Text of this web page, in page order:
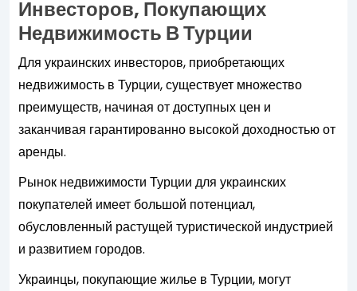
Инвесторов, Покупающих
Недвижимость В Турции
Для украинских инвесторов, приобретающих
недвижимость в Турции, существует множество
преимуществ, начиная от доступных цен и
заканчивая гарантированно высокой доходностью от
аренды.
Рынок недвижимости Турции для украинских
покупателей имеет большой потенциал,
обусловленный растущей туристической индустрией
и развитием городов.
Украинцы, покупающие жилье в Турции, могут